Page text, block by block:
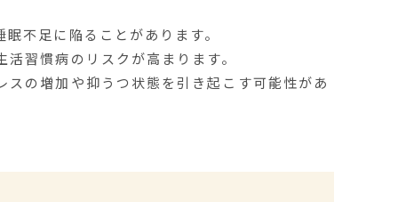
不足に陥ることがあります。
習慣病のリスクが高まります。
の増加や抑うつ状態を引き起こす可能性があ